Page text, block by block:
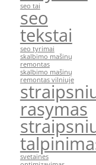
seo tai
seo
tekstai
seo tyrimai
skalbimo mašinų
remontas
skalbimo mašinų
remontas vilniuje
rasymas
svetaines